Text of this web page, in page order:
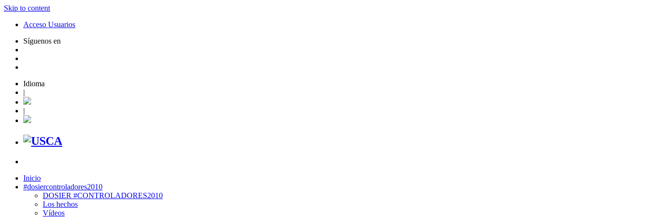
Skip to content
Acceso Usuarios
Síguenos en
Idioma
|
|
Inicio
#dosiercontroladores2010
DOSIER #CONTROLADORES2010
Los hechos
Vídeos